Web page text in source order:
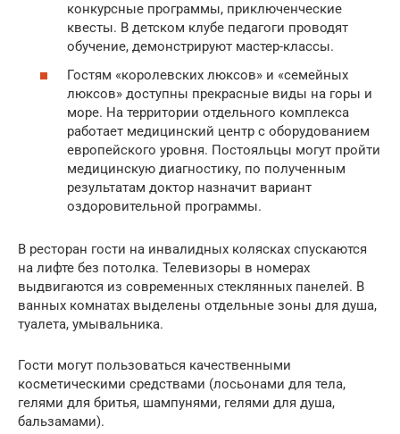
конкурсные программы, приключенческие
квесты. В детском клубе педагоги проводят
обучение, демонстрируют мастер-классы.
Гостям «королевских люксов» и «семейных
люксов» доступны прекрасные виды на горы и
море. На территории отдельного комплекса
работает медицинский центр с оборудованием
европейского уровня. Постояльцы могут пройти
медицинскую диагностику, по полученным
результатам доктор назначит вариант
оздоровительной программы.
В ресторан гости на инвалидных колясках спускаются
на лифте без потолка. Телевизоры в номерах
выдвигаются из современных стеклянных панелей. В
ванных комнатах выделены отдельные зоны для душа,
туалета, умывальника.
Гости могут пользоваться качественными
косметическими средствами (лосьонами для тела,
гелями для бритья, шампунями, гелями для душа,
бальзамами).